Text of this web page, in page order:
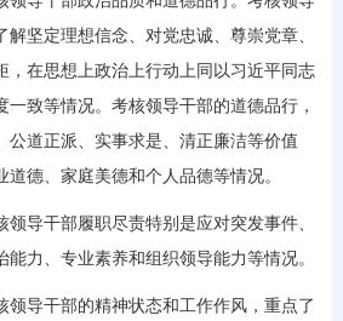
坚定理想信念、对党忠诚、尊崇党章、
，在思想上政治上行动上同以习近平同志
一致等情况。考核领导干部的道德品行，
公道正派、实事求是、清正廉洁等价值
德、家庭美德和个人品德等情况。
导干部履职尽责特别是应对突发事件、
力、专业素养和组织领导能力等情况。
导干部的精神状态和工作作风，重点了